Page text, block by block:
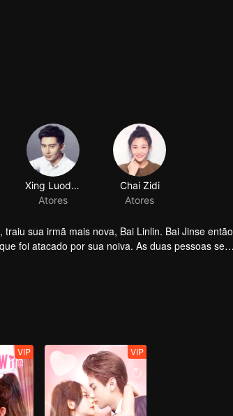
sua irmã mais nova, Bai Linlin. Bai Jinse então
foi atacado por sua noiva. As duas pessoas se
se livrar do noivo traidor e a voltar ao trabalho.
VIP VIP